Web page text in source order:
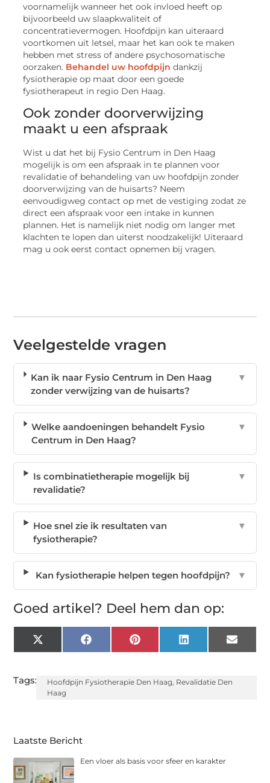
voornamelijk wanneer het ook invloed heeft op
bijvoorbeeld uw slaapkwaliteit of
concentratievermogen. Hoofdpijn kan uiteraard
voortkomen uit letsel, maar het kan ook te maken
hebben met stress of andere psychosomatische
oorzaken. Behandel uw hoofdpijn dankzij
fysiotherapie op maat door een goede
fysiotherapeut in regio Den Haag.
Ook zonder doorverwijzing
maakt u een afspraak
Wist u dat het bij Fysio Centrum in Den Haag
mogelijk is om een afspraak in te plannen voor
revalidatie of behandeling van uw hoofdpijn zonder
doorverwijzing van de huisarts? Neem
eenvoudigweg contact op met de vestiging zodat ze
direct een afspraak voor een intake in kunnen
plannen. Het is namelijk niet nodig om langer met
klachten te lopen dan uiterst noodzakelijk! Uiteraard
mag u ook eerst contact opnemen bij vragen.
Veelgestelde vragen
Kan ik naar Fysio Centrum in Den Haag
zonder verwijzing van de huisarts?
▼
Welke aandoeningen behandelt Fysio
Centrum in Den Haag?
▼
Is combinatietherapie mogelijk bij
revalidatie?
▼
Hoe snel zie ik resultaten van
fysiotherapie?
▼
Kan fysiotherapie helpen tegen hoofdpijn? ▼
Goed artikel? Deel hem dan op:
X
(Twitter)
FacebookPinterest LinkedIn Email
Tags: Hoofdpijn Fysiotherapie Den Haag, Revalidatie Den
Haag
Laatste Bericht
Een vloer als basis voor sfeer en karakter